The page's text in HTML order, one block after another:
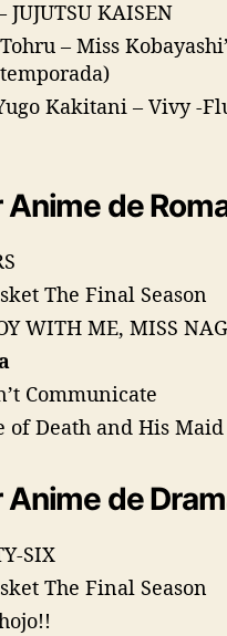
JUJUTSU KAISEN
– Miss
Kakitani – Vivy -
de
The Final Season
WITH ME, MISS
Communicate
of Death and His Maid
de
SIX
The Final Season